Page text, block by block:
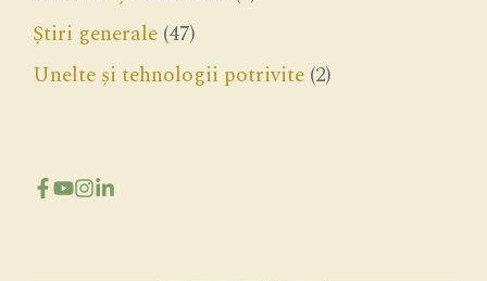
Știri generale (47)
Unelte și tehnologii potrivite (2)